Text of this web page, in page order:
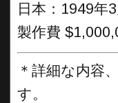
日本：1949年
製作費
＊詳細な内容
す。